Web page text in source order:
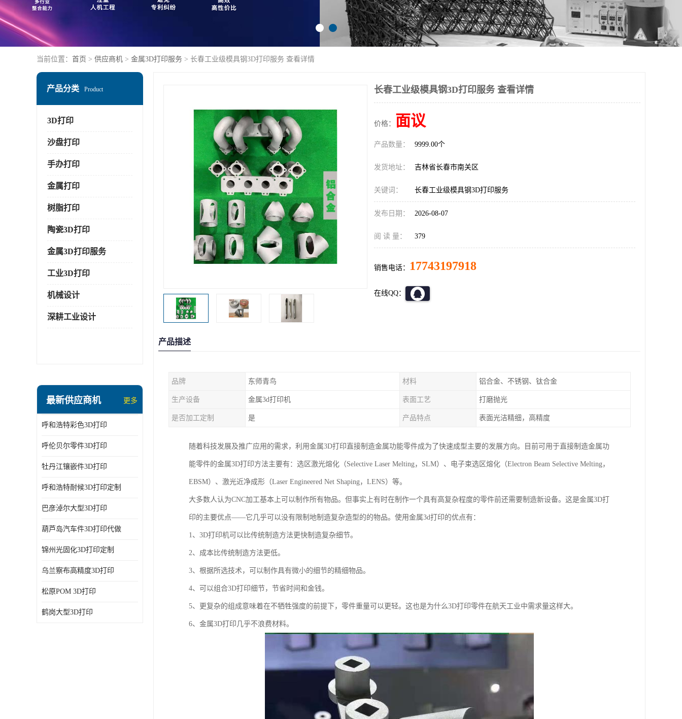
当前位置： 首页 > 供应商机 > 金属3D打印服务 > 长春工业级模具钢3D打印服务 查看详情
产品分类 Product
3D打印
沙盘打印
手办打印
金属打印
树脂打印
陶瓷3D打印
金属3D打印服务
工业3D打印
机械设计
深耕工业设计
最新供应商机 更多
呼和浩特彩色3D打印
呼伦贝尔零件3D打印
牡丹江镶嵌件3D打印
呼和浩特耐候3D打印定制
巴彦淖尔大型3D打印
葫芦岛汽车件3D打印代做
锦州光固化3D打印定制
乌兰察布高精度3D打印
松原POM 3D打印
鹤岗大型3D打印
长春工业级模具钢3D打印服务 查看详情
价格： 面议
产品数量： 9999.00个
发货地址： 吉林省长春市南关区
关键词： 长春工业级模具钢3D打印服务
发布日期： 2026-08-07
阅 读 量： 379
销售电话： 17743197918
在线QQ：
产品描述
品牌 东师青鸟 材料 铝合金、不锈钢、钛合金
生产设备 金属3d打印机 表面工艺 打磨抛光
是否加工定制 是 产品特点 表面光洁精细，高精度
随着科技发展及推广应用的需求，利用金属3D打印直接制造金属功能零件成为了快速成型主要的发展方向。目前可用于直接制造金属功
能零件的金属3D打印方法主要有：选区激光熔化（Selective Laser Melting，SLM）、电子束选区熔化（Electron Beam Selective Melting，
EBSM）、激光近净成形（Laser Engineered Net Shaping，LENS）等。
大多数人认为CNC加工基本上可以制作所有物品。但事实上有时在制作一个具有高复杂程度的零件前还需要制造新设备。这是金属3D打
印的主要优点——它几乎可以没有限制地制造复杂造型的的物品。使用金属3d打印的优点有：
1、3D打印机可以比传统制造方法更快制造复杂细节。
2、成本比传统制造方法更低。
3、根据所选技术，可以制作具有微小的细节的精细物品。
4、可以组合3D打印细节，节省时间和金钱。
5、更复杂的组成意味着在不牺牲强度的前提下，零件重量可以更轻。这也是为什么3D打印零件在航天工业中需求量这样大。
6、金属3D打印几乎不浪费材料。